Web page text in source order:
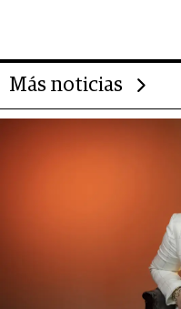
Más noticias